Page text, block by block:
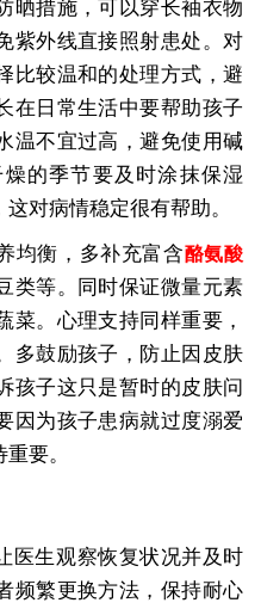
晒措施，可以穿长袖衣物
紫外线直接照射患处。对
比较温和的处理方式，避
在日常生活中要帮助孩子
温不宜过高，避免使用碱
的季节要及时涂抹保湿
对病情稳定很有帮助。
均衡，多补充富含酪氨酸
类等。同时保证微量元素
菜。心理支持同样重要，
多鼓励孩子，防止因皮肤
孩子这只是暂时的皮肤问
因为孩子患病就过度溺爱
要。
医生观察恢复状况并及时
频繁更换方法，保持耐心